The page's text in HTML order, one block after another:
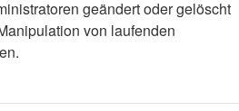
geändert oder gelöscht
von laufenden